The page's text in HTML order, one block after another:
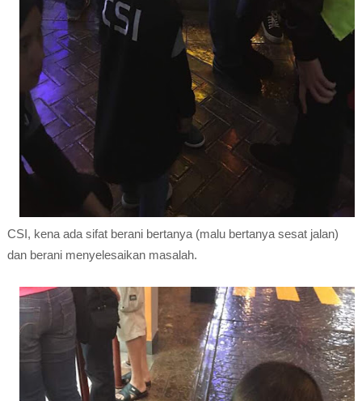
CSI, kena ada sifat berani bertanya (malu bertanya sesat jalan)
dan berani menyelesaikan masalah.